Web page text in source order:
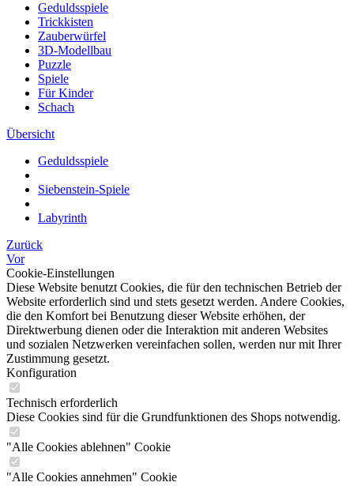
Geduldsspiele
Trickkisten
Zauberwürfel
3D-Modellbau
Puzzle
Spiele
Für Kinder
Schach
Übersicht
Geduldsspiele
Siebenstein-Spiele
Labyrinth
Zurück
Vor
Cookie-Einstellungen
Diese Website benutzt Cookies, die für den technischen Betrieb der
Website erforderlich sind und stets gesetzt werden. Andere Cookies,
die den Komfort bei Benutzung dieser Website erhöhen, der
Direktwerbung dienen oder die Interaktion mit anderen Websites
und sozialen Netzwerken vereinfachen sollen, werden nur mit Ihrer
Zustimmung gesetzt.
Konfiguration
Technisch erforderlich
Diese Cookies sind für die Grundfunktionen des Shops notwendig.
"Alle Cookies ablehnen" Cookie
"Alle Cookies annehmen" Cookie